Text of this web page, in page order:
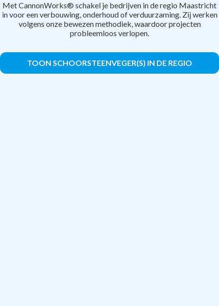
Met CannonWorks® schakel je bedrijven in de regio Maastricht
in voor een verbouwing, onderhoud of verduurzaming. Zij werken
volgens onze bewezen methodiek, waardoor projecten
probleemloos verlopen.
TOON SCHOORSTEENVEGER(S) IN DE REGIO